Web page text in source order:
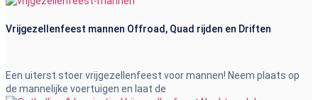
Vrijgezellenfeest mannen Offroad, Quad rijden en Driften
Een uiterst stoer vrijgezellenfeest voor mannen! Neem plaats op
de mannelijke voertuigen en laat de